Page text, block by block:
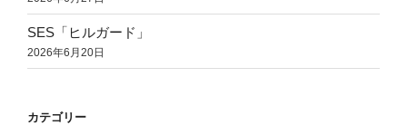
SES「ヒルガード」
2026年6月20日
カテゴリー